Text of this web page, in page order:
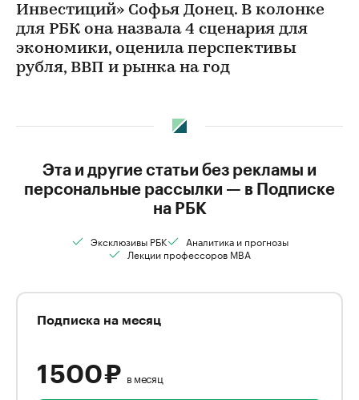
Инвестиций» Софья Донец. В колонке
для РБК она назвала 4 сценария для
экономики, оценила перспективы
рубля, ВВП и рынка на год
Эта и другие статьи без рекламы и
персональные рассылки — в Подписке
на РБК
Эксклюзивы РБК
Аналитика и прогнозы
Лекции профессоров MBA
Подписка на месяц
1 500 ₽ в месяц